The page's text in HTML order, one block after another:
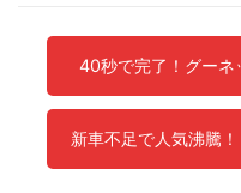
40秒で完了！グー
新車不足で人気沸騰